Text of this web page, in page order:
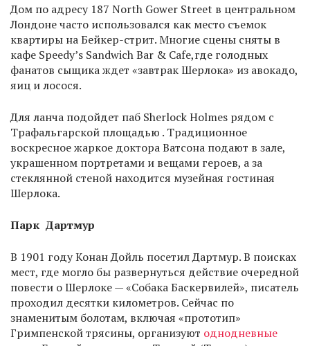
Дом по адресу 187 North Gower Street в центральном
Лондоне часто использовался как место съемок
квартиры на Бейкер-стрит. Многие сцены сняты в
кафе Speedy’s Sandwich Bar & Cafe,где голодных
фанатов сыщика ждет «завтрак Шерлока» из авокадо,
яиц и лосося.
Для ланча подойдет паб Sherlock Holmes рядом с
Трафальгарской площадью . Традиционное
воскресное жаркое доктора Ватсона подают в зале,
украшенном портретами и вещами героев, а за
стеклянной стеной находится музейная гостиная
Шерлока.
Парк Дартмур
В 1901 году Конан Дойль посетил Дартмур. В поисках
мест, где могло бы развернуться действие очередной
повести о Шерлоке — «Собака Баскервилей», писатель
проходил десятки километров. Сейчас по
знаменитым болотам, включая «прототип»
Гримпенской трясины, организуют однодневные